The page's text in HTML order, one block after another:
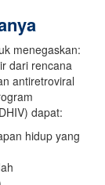
menegaskan:
dari rencana
antiretroviral
dapat:
hidup yang